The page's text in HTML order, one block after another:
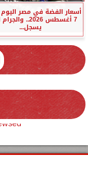
أسعار الفضة في مصر اليوم
7 أغسطس 2026..
يسجل...